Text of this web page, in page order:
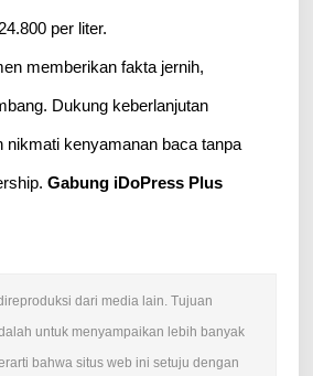
per liter.
memberikan fakta jernih,
Dukung keberlanjutan
nikmati kenyamanan baca tanpa
Gabung iDoPress Plus
dari media lain. Tujuan
untuk menyampaikan lebih banyak
bahwa situs web ini setuju dengan